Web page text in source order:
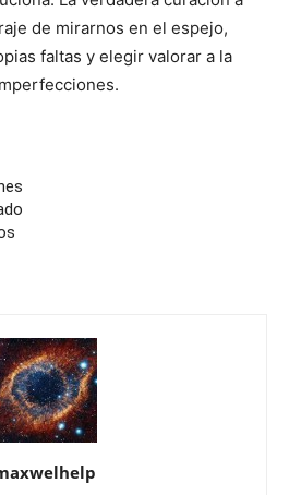
de mirarnos en el espejo,
faltas y elegir valorar a la